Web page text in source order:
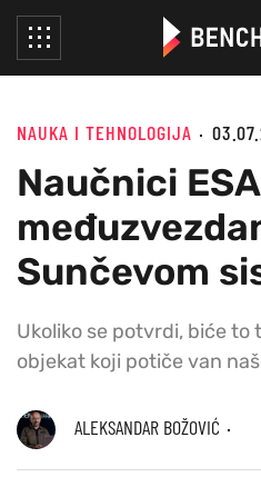
NAUKA I TEHNOLOGIJA
Naučnici
Sunčevom
Ukoliko se potvrdi, biće
objekat koji potiče van
ALEKSANDAR BOŽOVIĆ